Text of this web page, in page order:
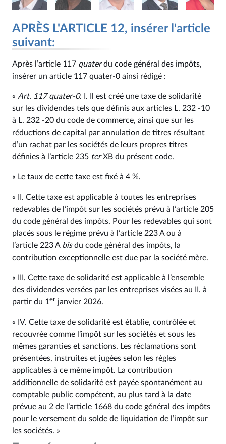
APRÈS L'ARTICLE 12, insérer l'article
suivant:
Après l’article 117 quaterdu code général des impôts,
insérer un article 117 quater-0 ainsi rédigé :
« Art. 117 quater-0. I. Il est créé une taxe de solidarité
sur les dividendes tels que définis aux articles L. 232 -10
à L. 232 -20 du code de commerce, ainsi que sur les
réductions de capital par annulation de titres résultant
d’un rachat par les sociétés de leurs propres titres
définies à l’article 235 terXB du présent code.
« Le taux de cette taxe est fixé à 4 %.
« II. Cette taxe est applicable à toutes les entreprises
redevables de l’impôt sur les sociétés prévu à l’article 205
du code général des impôts. Pour les redevables qui sont
placés sous le régime prévu à l’article 223 A ou à
l’article 223 A bisdu code général des impôts, la
contribution exceptionnelle est due par la société mère.
« III. Cette taxe de solidarité est applicable à l’ensemble
des dividendes versées par les entreprises visées au II. à
partir du 1 er janvier 2026.
« IV. Cette taxe de solidarité est établie, contrôlée et
recouvrée comme l’impôt sur les sociétés et sous les
mêmes garanties et sanctions. Les réclamations sont
présentées, instruites et jugées selon les règles
applicables à ce même impôt. La contribution
additionnelle de solidarité est payée spontanément au
comptable public compétent, au plus tard à la date
prévue au 2 de l’article 1668 du code général des impôts
pour le versement du solde de liquidation de l’impôt sur
les sociétés. »